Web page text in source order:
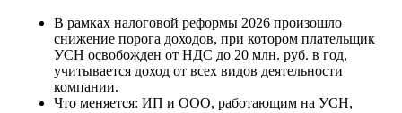
В рамках налоговой реформы 2026 произошло
снижение порога доходов, при котором плательщик
УСН освобожден от НДС до 20 млн. руб. в год,
учитывается доход от всех видов деятельности
компании.
Что меняется: ИП и ООО, работающим на УСН,